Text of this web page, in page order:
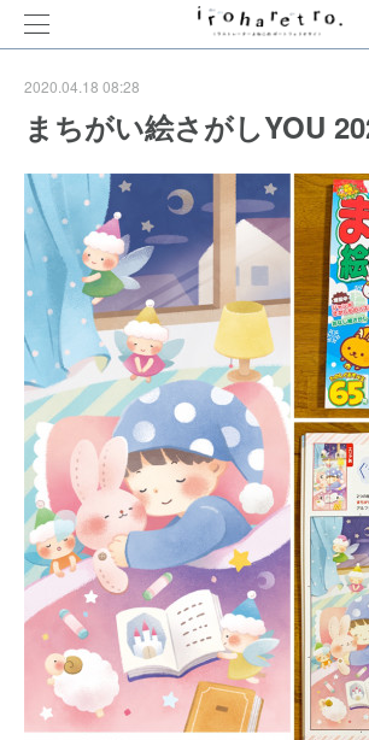
2020.04.18 08:28
まちがい絵さがしYOU